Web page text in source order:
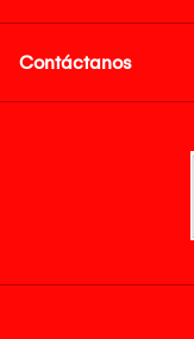
Contáctanos